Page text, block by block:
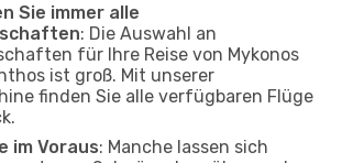
Sie immer alle
: Die Auswahl an
für Ihre Reise von Mykonos
ist groß. Mit unserer
finden Sie alle verfügbaren Flüge
im Voraus: Manche lassen sich